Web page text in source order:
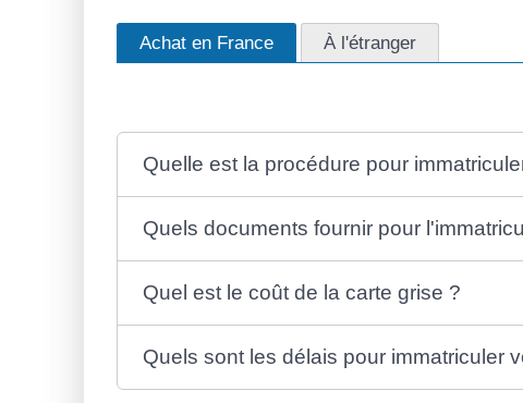
Achat en France À l'étranger
Quelle est la procédure pour
Quels documents fournir pour
Quel est le coût de la carte grise ?
Quels sont les délais pour immatriculer